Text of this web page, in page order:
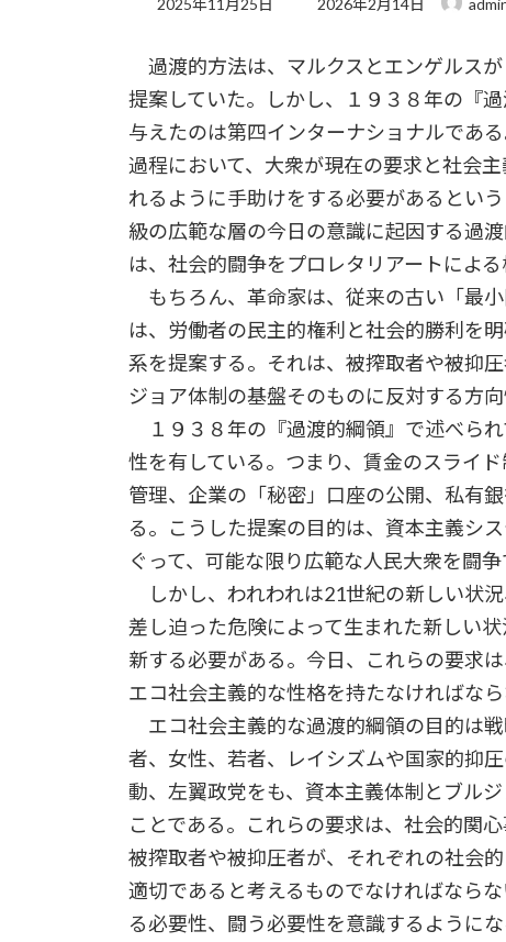
2025年11月25日
新
時
:
2026年2月14日
過渡的方法は、マルクスとエンゲルス
提案していた。しかし、１９３８年の『
与えたのは第四インターナショナルであ
過程において、大衆が現在の要求と社会
れるように手助けをする必要があるとい
級の広範な層の今日の意識に起因する過
は、社会的闘争をプロレタリアートによ
もちろん、革命家は、従来の古い「最
は、労働者の民主的権利と社会的勝利を
系を提案する。それは、被搾取者や被抑
ジョア体制の基盤そのものに反対する方向
１９３８年の『過渡的綱領』で述べら
性を有している。つまり、賃金のスライ
管理、企業の「秘密」口座の公開、私有
る。こうした提案の目的は、資本主義シ
ぐって、可能な限り広範な人民大衆を闘争
しかし、われわれは21世紀の新しい状
差し迫った危険によって生まれた新しい
新する必要がある。今日、これらの要求
エコ社会主義的な性格を持たなければなら
エコ社会主義的な過渡的綱領の目的は
者、女性、若者、レイシズムや国家的抑
動、左翼政党をも、資本主義体制とブル
ことである。これらの要求は、社会的関
被搾取者や被抑圧者が、それぞれの社会
適切であると考えるものでなければなら
る必要性、闘う必要性を意識するように